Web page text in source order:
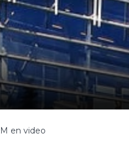
en video